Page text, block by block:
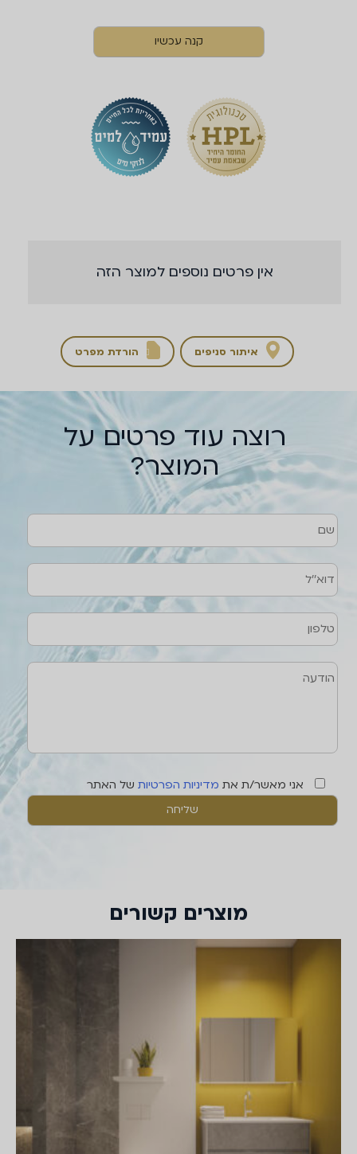
קנה עכשיו
רוצה עוד פרטים על
המוצר?
שם
הודעה
דוא''ל
טלפון
אני מאשר/ת את מדיניות הפרטיות של האתר
אין פרטים נוספים למוצר הזה
איתור סניפים  הורדת מפרט
מוצרים קשורים